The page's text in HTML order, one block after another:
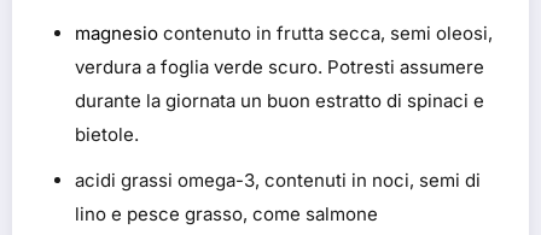
magnesio contenuto in frutta secca, semi oleosi,
verdura a foglia verde scuro. Potresti assumere
durante la giornata un buon estratto di spinaci e
bietole.
acidi grassi omega-3, contenuti in noci, semi di
lino e pesce grasso, come salmone